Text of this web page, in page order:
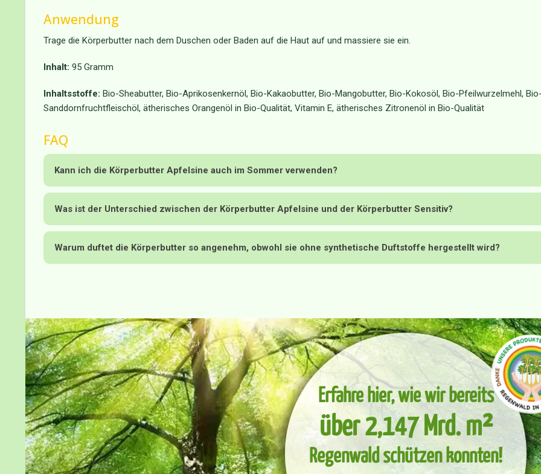
Anwendung
Trage die Körperbutter nach dem Duschen oder Baden auf die Haut auf und massiere sie ein.
Inhalt: 95 Gramm
Inhaltsstoffe: Bio-Sheabutter, Bio-Aprikosenkernöl, Bio-Kakaobutter, Bio-Mangobutter, Bio-Kokosöl, Bio-Pfeilwurzelmehl,
Sanddornfruchtfleischöl, ätherisches Orangenöl in Bio-Qualität, Vitamin E, ätherisches Zitronenöl in Bio-Qualität
FAQ
Kann ich die Körperbutter Apfelsine auch im Sommer verwenden?
Was ist der Unterschied zwischen der Körperbutter Apfelsine und der Körperbutter Sensitiv?
Warum duftet die Körperbutter so angenehm, obwohl sie ohne synthetische Duftstoffe hergestellt wird?
Erfahre hier, wie wir bereits
über 2,147 Mrd. m²
Regenwald schützen konnten!